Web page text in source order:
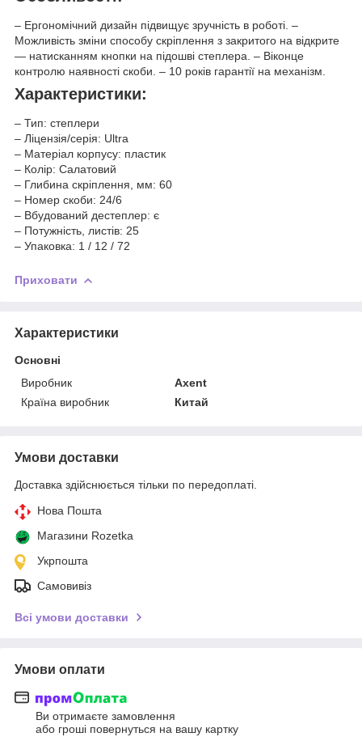
– Ергономічний дизайн підвищує зручність в роботі. –
Можливість зміни способу скріплення з закритого на відкрите
— натисканням кнопки на підошві степлера. – Віконце
контролю наявності скоби. – 10 років гарантії на механізм.
Характеристики:
– Тип: степлери
– Ліцензія/серія: Ultra
– Матеріал корпусу: пластик
– Колір: Салатовий
– Глибина скріплення, мм: 60
– Номер скоби: 24/6
– Вбудований дестеплер: є
– Потужність, листів: 25
– Упаковка: 1 / 12 / 72
Приховати
Характеристики
Основні
Виробник
Axent
Країна виробник
Китай
Умови доставки
Доставка здійснюється тільки по передоплаті.
Нова Пошта
Магазини Rozetka
Укрпошта
Самовивіз
Всі умови доставки
Умови оплати
Ви отримаєте замовлення
або гроші повернуться на вашу картку